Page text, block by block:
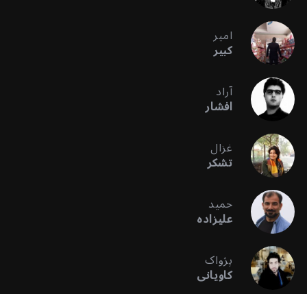
امیر
کبیر
آراد
افشار
غزال
تشکر
حمید
علیزاده
پژواک
کاویانی